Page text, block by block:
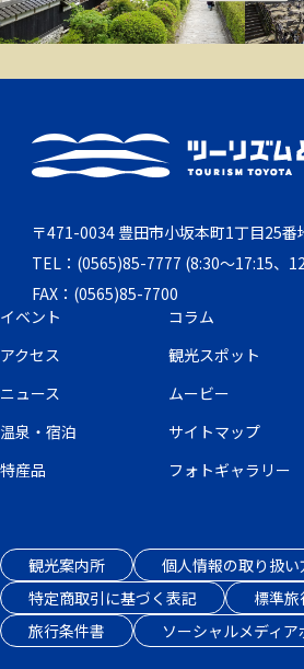
〒471-0034 豊田市小坂本町1丁目25
TEL：(0565)85-7777 (8:30～17:15、
FAX：(0565)85-7700
イベント
コラム
アクセス
観光スポット
ニュース
ムービー
温泉・宿泊
サイトマップ
特産品
フォトギャラリー
観光案内所
個人情報の取り扱い
特定商取引に基づく表記
標準
旅行条件書
ソーシャルメディア